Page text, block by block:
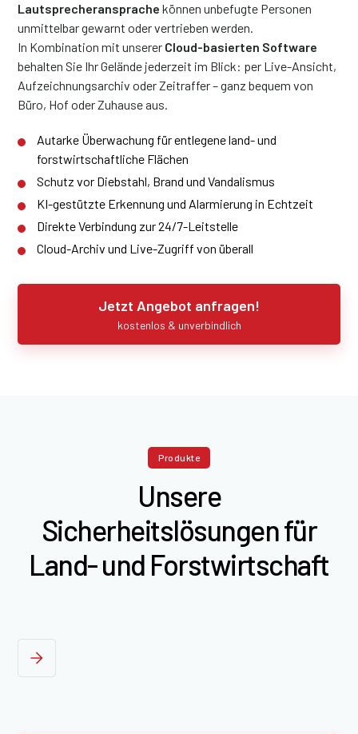
Lautsprecheransprache können unbefugte Personen
unmittelbar gewarnt oder vertrieben werden.
In Kombination mit unserer Cloud-basierten Software
behalten Sie Ihr Gelände jederzeit im Blick: per Live-Ansicht,
Aufzeichnungsarchiv oder Zeitraffer – ganz bequem von
Büro, Hof oder Zuhause aus.
Autarke Überwachung für entlegene land- und
forstwirtschaftliche Flächen
Schutz vor Diebstahl, Brand und Vandalismus
KI-gestützte Erkennung und Alarmierung in Echtzeit
Direkte Verbindung zur 24/7-Leitstelle
Cloud-Archiv und Live-Zugriff von überall
Jetzt Angebot anfragen!
kostenlos & unverbindlich
Produkte
Unsere
Sicherheitslösungen für
Land- und Forstwirtschaft